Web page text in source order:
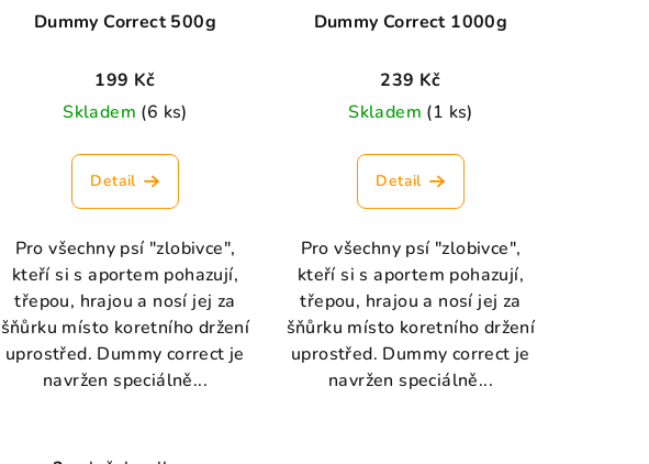
Dummy Correct 500g
199 Kč
Skladem (6 ks)
Detail
Pro všechny psí "zlobivce",
kteří si s aportem pohazují,
třepou, hrajou a nosí jej za
šňůrku místo koretního držení
uprostřed. Dummy correct je
navržen speciálně...
Dummy Correct 1000g
239 Kč
Skladem (1 ks)
Detail
Pro všechny psí "zlobivce",
kteří si s aportem pohazují,
třepou, hrajou a nosí jej za
šňůrku místo koretního držení
uprostřed. Dummy correct je
navržen speciálně...